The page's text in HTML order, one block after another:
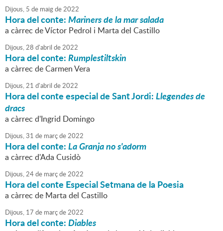
Dijous, 5 de maigde2022
Hora del conte:Mariners de la mar salada
a càrrec de Víctor Pedrol i Marta del Castillo
Dijous,28 d'abril de2022
Hora del conte:Rumplestiltskin
a càrrec de Carmen Vera
Dijous,21 d'abril de2022
Hora del conte especial de Sant Jordi:Llegendes de
dracs
a càrrec d'Ingrid Domingo
Dijous,31 de marçde2022
Hora del conte:La Granja no s'adorm
a càrrec d'Ada Cusidò
Dijous,24de marçde2022
Hora del conte Especial Setmana de la Poesia
a càrrec de Marta del Castillo
Dijous, 17 de marçde2022
Hora del conte:Diables